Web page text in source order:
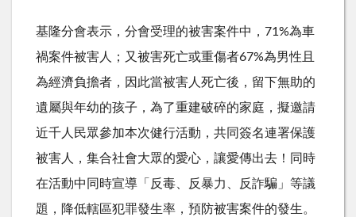
基隆分會表示，分會受理的被害案件中，71%為車
禍案件被害人；又被害死亡或重傷者67%為男性且
為經濟負擔者，因此當被害人死亡後，留下無助的
遺屬與年幼的孩子，為了重建破碎的家庭，擬邀請
近千人民眾參加本次健行活動，共同簽名連署保護
被害人，集合社會大眾的愛心，讓愛傳出去！同時
在活動中同時宣導「反毒、反暴力、反詐騙」等議
題，降低轄區犯罪發生率，預防被害案件的發生。